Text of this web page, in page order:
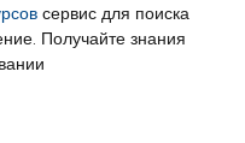
сервис для поиска
Получайте знания